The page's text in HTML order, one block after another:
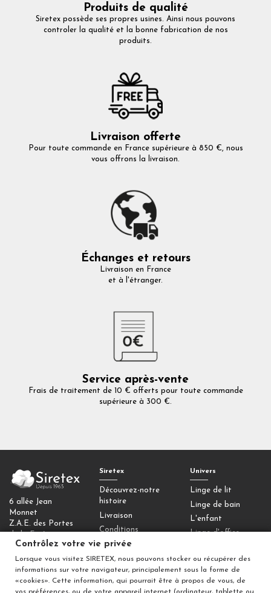
Produits de qualité
Siretex possède ses propres usines. Ainsi nous pouvons
controler la qualité et la bonne fabrication de nos
produits.
Livraison offerte
Pour toute commande en France supérieure à 850 €, nous
vous offrons la livraison.
Échanges et retours
Livraison en France
et à l'étranger.
Service après-vente
Frais de traitement de 10 € offerts pour toute commande
supérieure à 300 €.
6 allée Jean
Monnet
Z.A.E. des Portes
77090 Collégien
Contactez-nous
Contrôlez votre
Siretex
Découvrez-notre
histoire
Livraison
Conditions
générales de vente
Mentions légales
Univers
Linge de lit
Linge de bain
L'enfant
Linge d'office
Déco
Contrôlez votre vie privée
Lorsque vous visitez SIRETEX, nous pouvons stocker ou récupérer des
informations sur votre navigateur, principalement sous la forme de
«cookies». Cette information, qui pourrait être à propos de vous, de